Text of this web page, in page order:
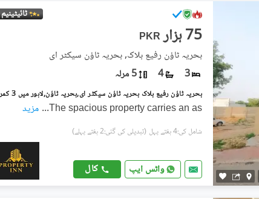
ٹائیٹینیم
PKR 75 ہزار
بحریہ ٹاؤن رفیع بلاک, بحریہ ٹاؤن سیکٹر ای
3
4 5 مرلہ
The spacious property carries an as
... مزید
شامل کی:4 ہفتے پہل (تبدیلی کی گئی:2 ہفتے پہلے)
واٹس ایپ کال